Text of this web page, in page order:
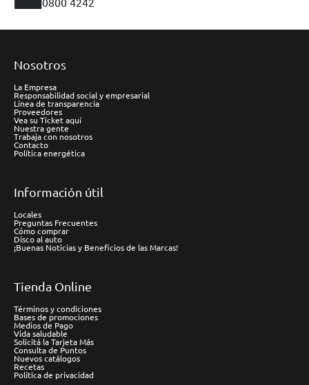
Nosotros
La Empresa
Responsabilidad social y empresarial
Línea de transparencia
Proveedores
Vea su Ticket aquí
Nuestra gente
Trabaja con nosotros
Contacto
Política energética
Información útil
Locales
Preguntas Frecuentes
Cómo comprar
Disco al auto
¡Buenas Noticias y Beneficios de las Marcas!
Tienda Online
Términos y condiciones
Bases de promociones
Medios de Pago
Vida saludable
Solicitá la Tarjeta Más
Consulta de Puntos
Nuevos catálogos
Recetas
Política de privacidad